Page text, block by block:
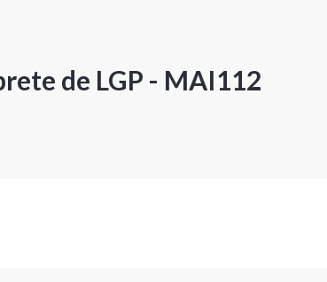
de LGP - MAI112